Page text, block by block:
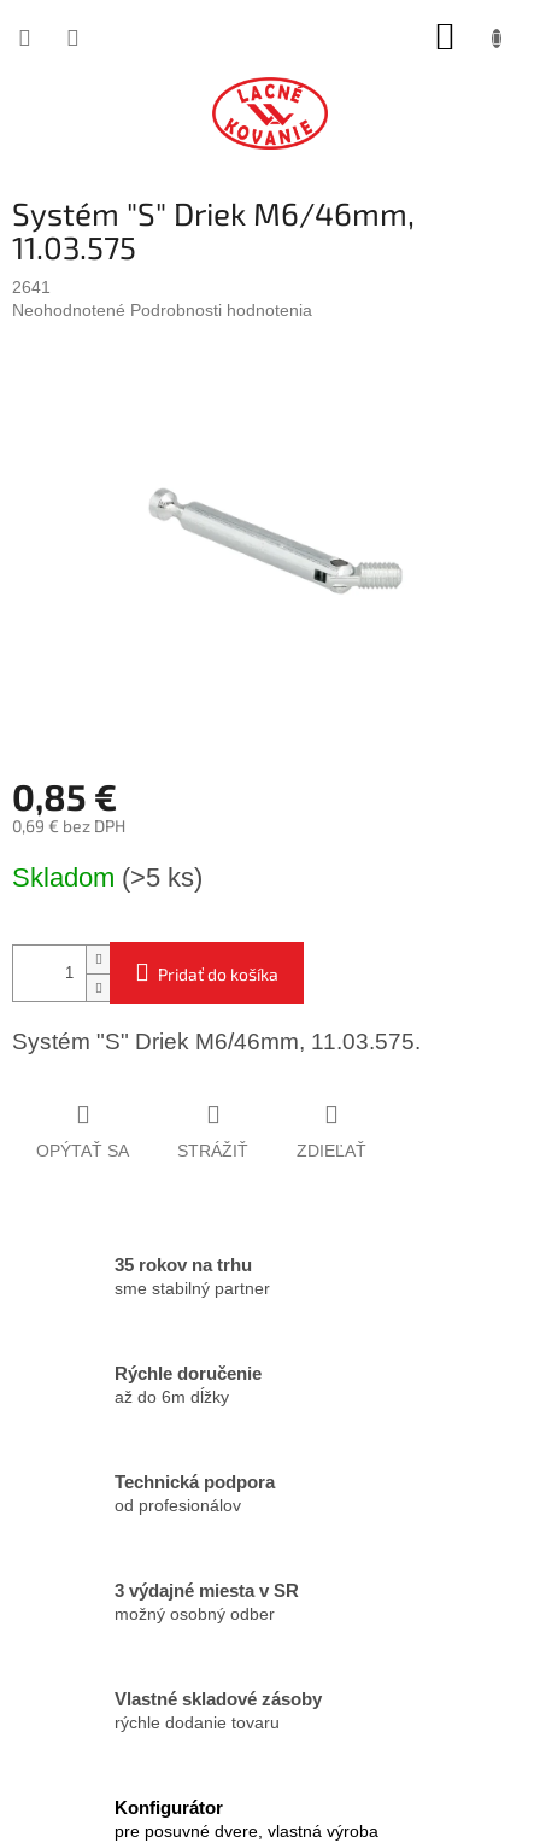
Systém "S" Driek M6/46mm,
11.03.575
2641
Priemerné
Neohodnotené Podrobnosti hodnotenia
0,85 €
0,69 € bez DPH
cena:
Skladom (>5 ks)
Pridať do košíka
Systém "S" Driek M6/46mm, 11.03.575.
OPÝTAŤ SA STRÁŽIŤ ZDIEĽAŤ
35 rokov na trhu
sme stabilný partner
Rýchle doručenie
až do 6m dĺžky
Technická podpora
od profesionálov
3 výdajné miesta v SR
možný osobný odber
Vlastné skladové zásoby
rýchle dodanie tovaru
Konfigurátor
pre posuvné dvere, vlastná výroba